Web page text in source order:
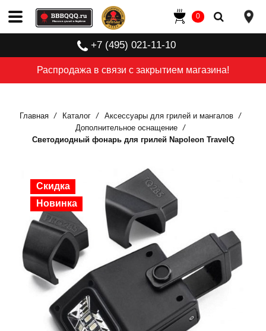
Распродажа в связи с закрытием магазина!
+7 (495) 021-11-10
0
Главная Каталог
Аксессуары для грилей и мангалов
Дополнительное оснащение
Светодиодный фонарь для грилей Napoleon TravelQ
Скидка
Новинка
Скидка
Новинка
Скидка
Новинка